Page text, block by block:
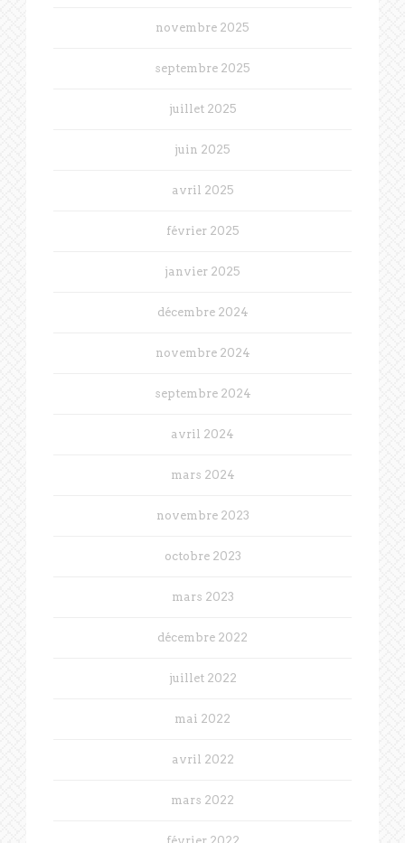
novembre 2025
septembre 2025
juillet 2025
juin 2025
avril 2025
février 2025
janvier 2025
décembre 2024
novembre 2024
septembre 2024
avril 2024
mars 2024
novembre 2023
octobre 2023
mars 2023
décembre 2022
juillet 2022
mai 2022
avril 2022
mars 2022